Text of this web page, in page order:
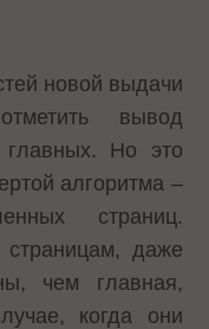
новой выдачи
вывод
главных. Но это
алгоритма –
страниц.
страницам, даже
чем главная,
когда они